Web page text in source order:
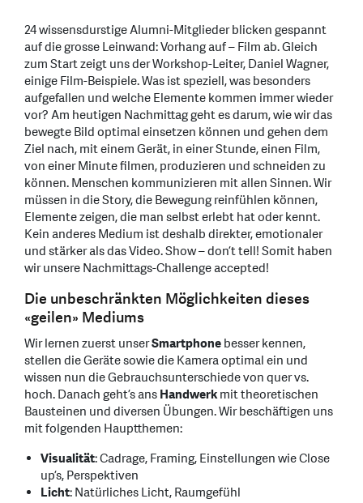
24 wissensdurstige Alumni-Mitglieder blicken gespannt
auf die grosse Leinwand: Vorhang auf – Film ab. Gleich
zum Start zeigt uns der Workshop-Leiter, Daniel Wagner,
einige Film-Beispiele. Was ist speziell, was besonders
aufgefallen und welche Elemente kommen immer wieder
vor? Am heutigen Nachmittag geht es darum, wie wir das
bewegte Bild optimal einsetzen können und gehen dem
Ziel nach, mit einem Gerät, in einer Stunde, einen Film,
von einer Minute filmen, produzieren und schneiden zu
können. Menschen kommunizieren mit allen Sinnen. Wir
müssen in die Story, die Bewegung reinfühlen können,
Elemente zeigen, die man selbst erlebt hat oder kennt.
Kein anderes Medium ist deshalb direkter, emotionaler
und stärker als das Video. Show – don’t tell! Somit haben
wir unsere Nachmittags-Challenge accepted!
Die unbeschränkten Möglichkeiten dieses
«geilen» Mediums
Wir lernen zuerst unserSmartphonebesser kennen,
stellen die Geräte sowie die Kamera optimal ein und
wissen nun die Gebrauchsunterschiede von quer vs.
hoch. Danach geht’s ansHandwerkmit theoretischen
Bausteinen und diversen Übungen. Wir beschäftigen uns
mit folgenden Hauptthemen:
Visualität: Cadrage, Framing, Einstellungen wie Close
up’s, Perspektiven
Licht: Natürliches Licht, Raumgefühl